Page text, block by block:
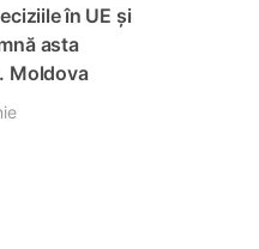
în UE și
asta
Moldova